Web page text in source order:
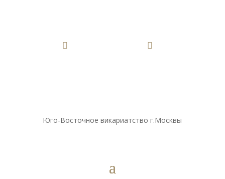
 
Юго-Восточное викариатство г.Москвы